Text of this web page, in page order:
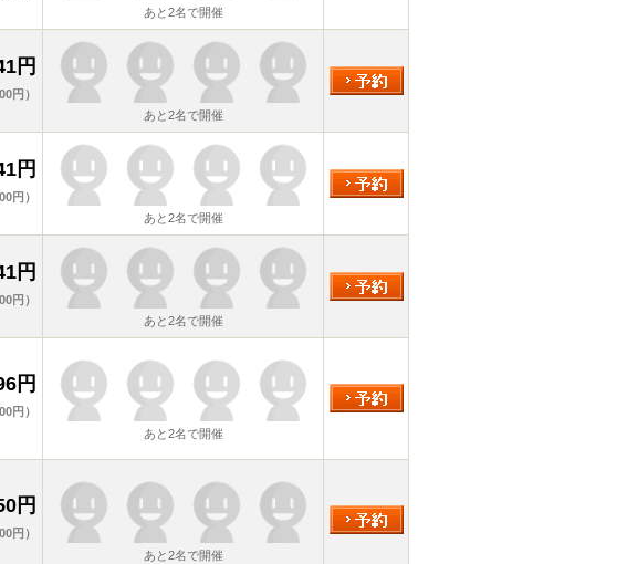
あと2名で開催
円
円）
あと2名で開催
円
円）
あと2名で開催
円
円）
あと2名で開催
円
円）
あと2名で開催
円
円）
あと2名で開催